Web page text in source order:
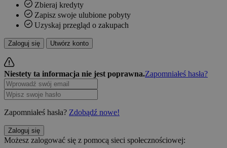
Zbieraj kredyty
Zapisz swoje ulubione pobyty
Uzyskaj przegląd o zakupach
Zaloguj się Utwórz konto
Niestety ta informacja nie jest poprawna.Zapomniałeś hasła?
Zapomniałeś hasła? Zdobądź nowe!
Zaloguj się
Możesz zalogować się z pomocą sieci społecznościowej: